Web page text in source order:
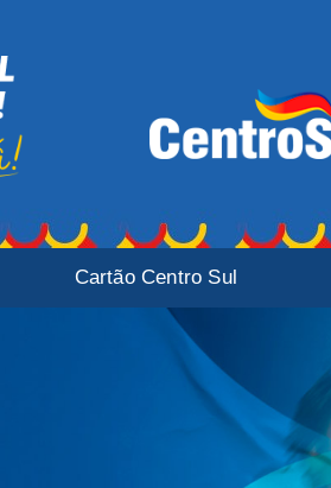
Cartão Centro Sul